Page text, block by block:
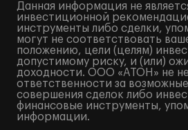
Данная информация не
инвестиционной
инструменты либо сделки,
могут не соответствовать
положению, цели (целям)
допустимому риску, и (или)
доходности. ООО «АТОН» не
ответственности за
совершения сделок либо
финансовые инструменты,
информации.